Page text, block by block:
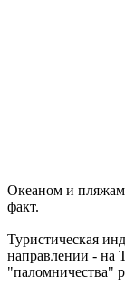
Океаном и
факт.
Туристическая
направлении - на
"паломничества"